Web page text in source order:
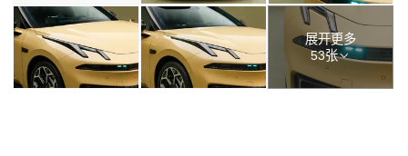
展开更多
53张